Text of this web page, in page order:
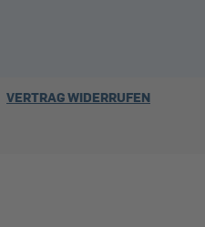
VERTRAG WIDERRUFEN